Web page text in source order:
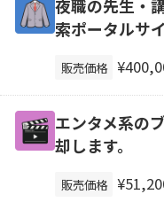
夜職の先生・
索ポータルサ
販売価格
エンタメ系の
却します。
販売価格